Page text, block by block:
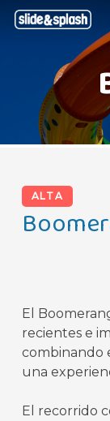
Skip
ALTA
El
recientes e
combinando
una
El recorrido